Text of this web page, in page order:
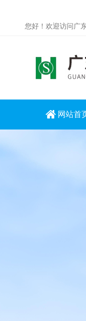
您好！欢迎访问广
网站首